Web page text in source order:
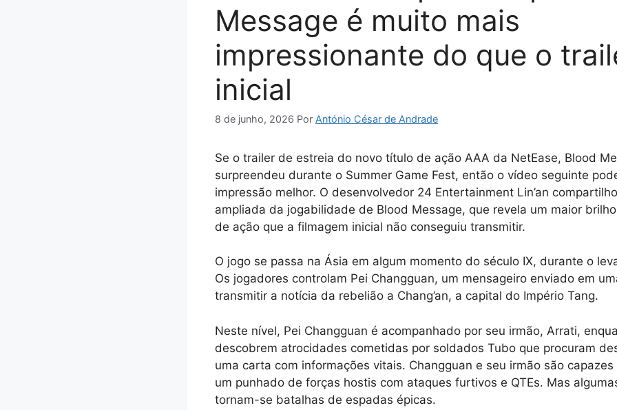
Message é muito mais
impressionante do que o
inicial
8 de junho, 2026 Por António César de Andrade
Se o trailer de estreia do novo título de ação AAA da NetEase, Blood
surpreendeu durante o Summer Game Fest, então o vídeo seguinte
impressão melhor. O desenvolvedor 24 Entertainment Lin’an
ampliada da jogabilidade de Blood Message, que revela um maior
de ação que a filmagem inicial não conseguiu transmitir.
O jogo se passa na Ásia em algum momento do século IX, durante o
Os jogadores controlam Pei Changguan, um mensageiro enviado em
transmitir a notícia da rebelião a Chang’an, a capital do Império Tang.
Neste nível, Pei Changguan é acompanhado por seu irmão, Arrati,
descobrem atrocidades cometidas por soldados Tubo que procuram
uma carta com informações vitais. Changguan e seu irmão são
um punhado de forças hostis com ataques furtivos e QTEs. Mas
tornam-se batalhas de espadas épicas.